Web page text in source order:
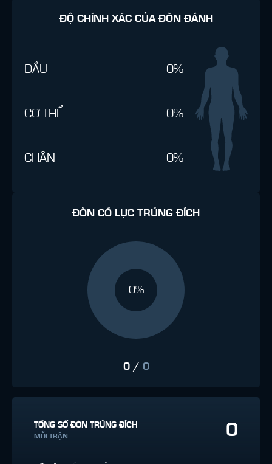
ĐỘ CHÍNH XÁC CỦA ĐÒN ĐÁNH
ĐẦU 0%
CƠ THỂ 0%
CHÂN 0%
ĐÒN CÓ LỰC TRÚNG ĐÍCH
0%
0/ 0
TỔNG SỐ ĐÒN TRÚNG ĐÍCH
MỖI TRẬN 0